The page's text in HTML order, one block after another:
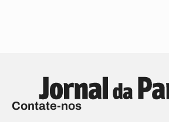
Contate-nos